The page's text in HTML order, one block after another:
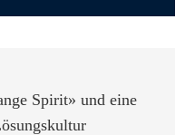
Spirit» und eine